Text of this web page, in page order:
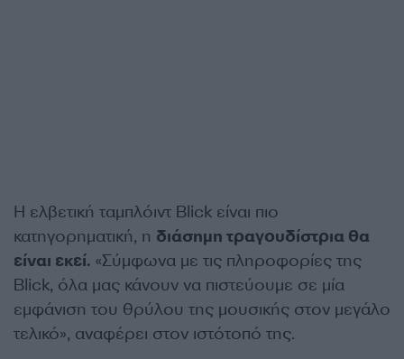
Η ελβετική ταμπλόιντ Blick είναι πιο
κατηγορηματική, η διάσημη τραγουδίστρια θα
είναι εκεί. «Σύμφωνα με τις πληροφορίες της
Blick, όλα μας κάνουν να πιστεύουμε σε μία
εμφάνιση του θρύλου της μουσικής στον μεγάλο
τελικό», αναφέρει στον ιστότοπό της.